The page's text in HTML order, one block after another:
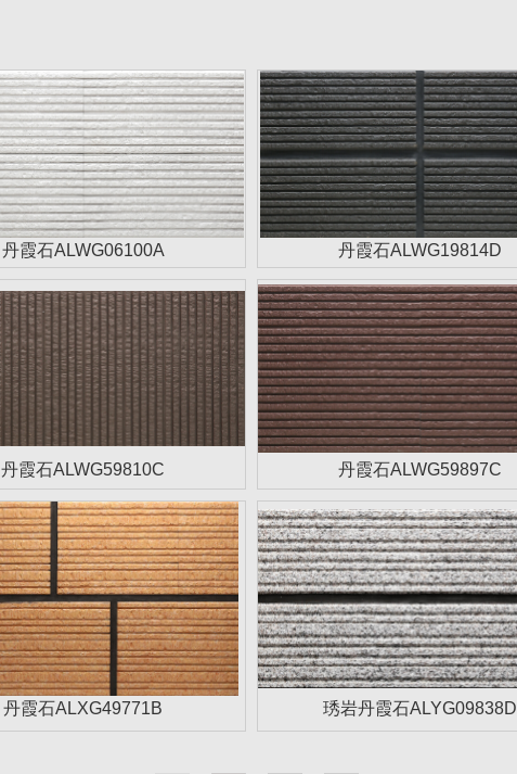
丹霞石ALWG06100A 丹霞石ALWG19814D
丹霞石ALWG59810C 丹霞石ALWG59897C
丹霞石ALXG49771B 琇岩丹霞石ALYG09838D